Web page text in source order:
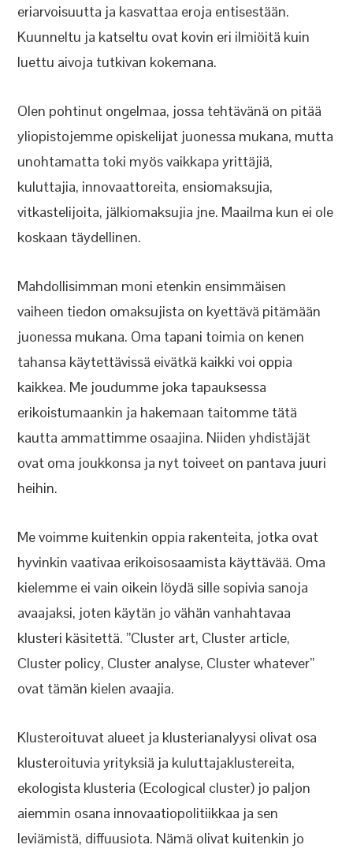
eriarvoisuutta ja kasvattaa eroja entisestään.
Kuunneltu ja katseltu ovat kovin eri ilmiöitä kuin
luettu aivoja tutkivan kokemana.
Olen pohtinut ongelmaa, jossa tehtävänä on pitää
yliopistojemme opiskelijat juonessa mukana, mutta
unohtamatta toki myös vaikkapa yrittäjiä,
kuluttajia, innovaattoreita, ensiomaksujia,
vitkastelijoita, jälkiomaksujia jne. Maailma kun ei ole
koskaan täydellinen.
Mahdollisimman moni etenkin ensimmäisen
vaiheen tiedon omaksujista on kyettävä pitämään
juonessa mukana. Oma tapani toimia on kenen
tahansa käytettävissä eivätkä kaikki voi oppia
kaikkea. Me joudumme joka tapauksessa
erikoistumaankin ja hakemaan taitomme tätä
kautta ammattimme osaajina. Niiden yhdistäjät
ovat oma joukkonsa ja nyt toiveet on pantava juuri
heihin.
Me voimme kuitenkin oppia rakenteita, jotka ovat
hyvinkin vaativaa erikoisosaamista käyttävää. Oma
kielemme ei vain oikein löydä sille sopivia sanoja
avaajaksi, joten käytän jo vähän vanhahtavaa
klusteri käsitettä. ”Cluster art, Cluster article,
Cluster policy, Cluster analyse, Cluster whatever”
ovat tämän kielen avaajia.
Klusteroituvat alueet ja klusterianalyysi olivat osa
klusteroituvia yrityksiä ja kuluttajaklustereita,
ekologista klusteria (Ecological cluster) jo paljon
aiemmin osana innovaatiopolitiikkaa ja sen
leviämistä, diffuusiota. Nämä olivat kuitenkin jo